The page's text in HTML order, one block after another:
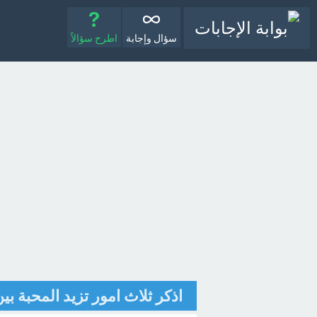
سؤال وإجابة اطرح سؤالاً
اذكر ثلاث امور تزيد المحبة